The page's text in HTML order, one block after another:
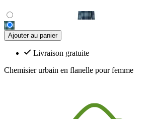
Ajouter au panier
Livraison gratuite
Chemisier urbain en flanelle pour femme